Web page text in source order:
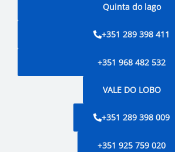
Quinta do lago
+351 289 398 411
+351 968 482 532
VALE DO LOBO
+351 289 398 009
+351 925 759 020